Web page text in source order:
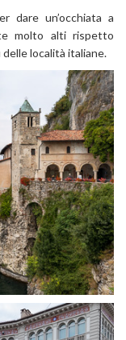
dare un’occhiata a
molto alti rispetto
delle località italiane.